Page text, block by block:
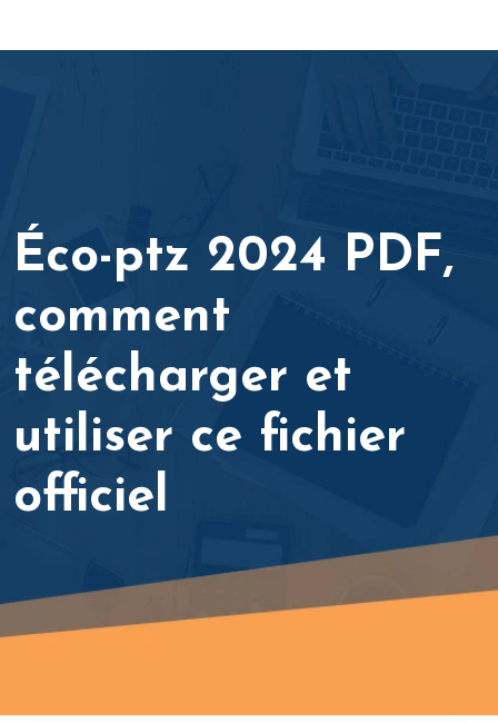
Éco-ptz 2024 PDF,
comment
télécharger et
utiliser ce fichier
officiel